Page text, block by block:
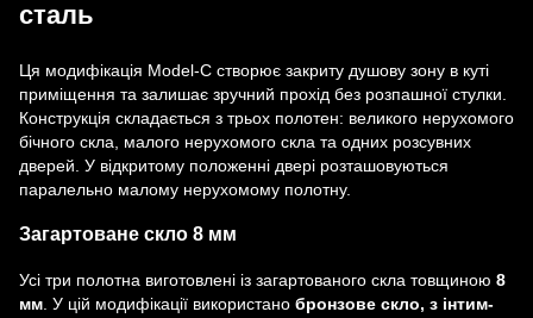
сталь
Ця модифікація Model-C створює закриту душову зону в куті
приміщення та залишає зручний прохід без розпашної стулки.
Конструкція складається з трьох полотен: великого нерухомого
бічного скла, малого нерухомого скла та одних розсувних
дверей. У відкритому положенні двері розташовуються
паралельно малому нерухомому полотну.
Загартоване скло 8 мм
Усі три полотна виготовлені із загартованого скла товщиною 8
мм . У цій модифікації використано бронзове скло, з інтим-